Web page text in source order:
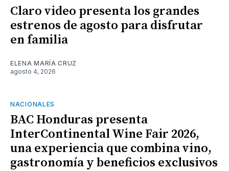
Claro video presenta los grandes
estrenos de agosto para disfrutar
en familia
ELENA MARÍA CRUZ
agosto 4, 2026
NACIONALES
BAC Honduras presenta
InterContinental Wine Fair 2026,
una experiencia que combina vino,
gastronomía y beneficios exclusivos